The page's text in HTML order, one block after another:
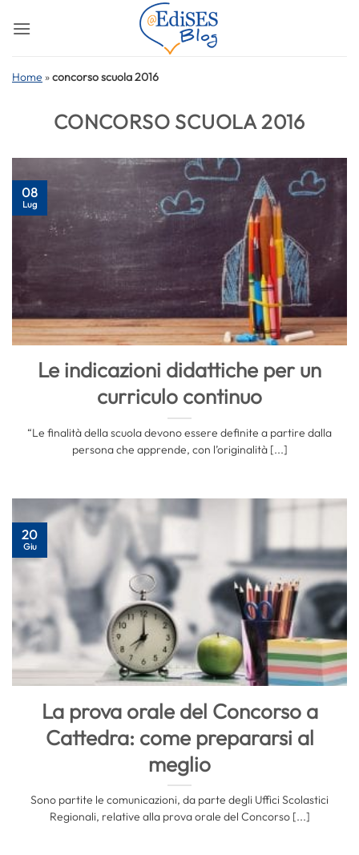
Home »concorso scuola 2016
CONCORSO SCUOLA 2016
Le indicazioni didattiche per un
curriculo continuo
“Le finalità della scuola devono essere definite a partire dalla
persona che apprende, con l’originalità [...]
08
Lug
La prova orale del Concorso a
Cattedra: come prepararsi al
meglio
Sono partite le comunicazioni, da parte degli Uffici Scolastici
Regionali, relative alla prova orale del Concorso [...]
20
Giu